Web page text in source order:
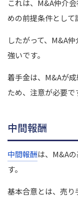
これは、M&A仲介
めの前提条件として
したがって、M&A
強いです。
着手金は、M&Aが
ため、注意が必要で
中間報酬
中間報酬は、M&A
す。
基本合意とは、売